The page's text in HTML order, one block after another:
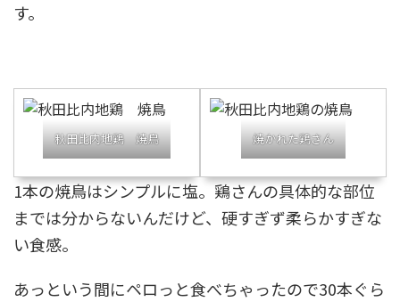
す。
秋田比内地鶏 焼鳥 焼かれた鶏さん
1本の焼鳥はシンプルに塩。鶏さんの具体的な部位
までは分からないんだけど、硬すぎず柔らかすぎな
い食感。
あっという間にペロっと食べちゃったので30本ぐら